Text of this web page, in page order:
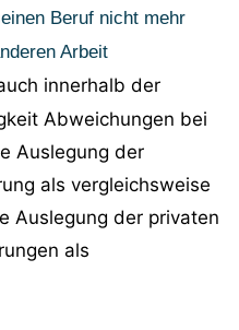
Beruf nicht mehr
Arbeit
innerhalb der
Abweichungen bei
Auslegung der
als vergleichsweise
Auslegung der privaten
als